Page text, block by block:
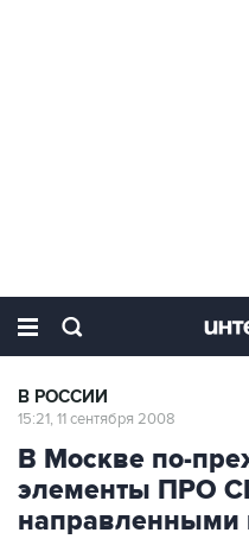
В РОССИИ
15:21, 11 сентября 2008
В Москве по-
элементы ПРО
направленными